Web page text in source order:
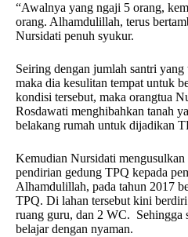
“Awalnya yang ngaji 5 orang,
orang. Alhamdulillah, terus
Nursidati penuh syukur.
Seiring dengan jumlah santri yang
maka dia kesulitan tempat untuk
kondisi tersebut, maka orangtua
Rosdawati menghibahkan tanah
belakang rumah untuk dijadikan
Kemudian Nursidati mengusulkan
pendirian gedung TPQ kepada
Alhamdulillah, pada tahun 2017
TPQ. Di lahan tersebut kini berdiri
ruang guru, dan 2 WC. Sehingga
belajar dengan nyaman.